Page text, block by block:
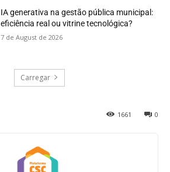
IA generativa na gestão pública municipal:
eficiência real ou vitrine tecnológica?
7 de August de 2026
Carregar
0
1661